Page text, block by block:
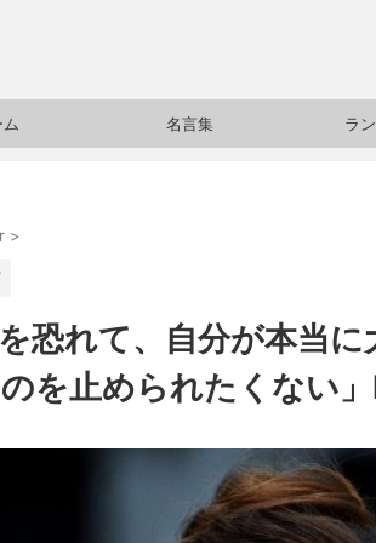
ム 名言集 ラ
>
を恐れて、自分が本当
を止められたくない